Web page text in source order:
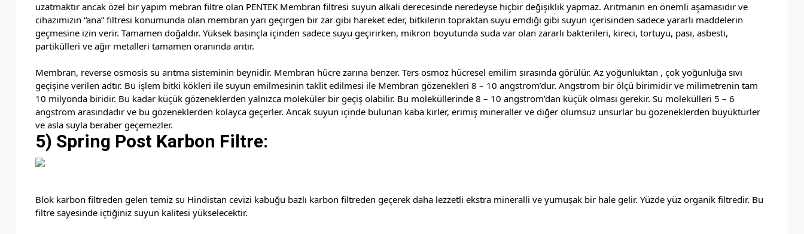
uzatmaktır ancak özel bir yapım mebran filtre olan PENTEK Membran filtresi suyun alkali derecesinde neredeyse hiçbir değişiklik yapmaz. Arıtmanın en önemli aşamasıdır ve
cihazımızın “ana” filtresi konumunda olan membran yarı geçirgen bir zar gibi hareket eder, bitkilerin topraktan suyu emdiği gibi suyun içerisinden sadece yararlı maddelerin
geçmesine izin verir. Tamamen doğaldır. Yüksek basınçla içinden sadece suyu geçirirken, mikron boyutunda suda var olan zararlı bakterileri, kireci, tortuyu, pası, asbesti,
partikülleri ve ağır metalleri tamamen oranında arıtır.
Membran, reverse osmosis su arıtma sisteminin beynidir. Membran hücre zarına benzer. Ters osmoz hücresel emilim sırasında görülür. Az yoğunluktan , çok yoğunluğa sıvı
geçişine verilen adtır. Bu işlem bitki kökleri ile suyun emilmesinin taklit edilmesi ile Membran gözenekleri 8 – 10 angstrom’dur. Angstrom bir ölçü birimidir ve milimetrenin tam
10 milyonda biridir. Bu kadar küçük gözeneklerden yalnızca moleküler bir geçiş olabilir. Bu moleküllerinde 8 – 10 angstrom’dan küçük olması gerekir. Su molekülleri 5 – 6
angstrom arasındadır ve bu gözeneklerden kolayca geçerler. Ancak suyun içinde bulunan kaba kirler, erimiş mineraller ve diğer olumsuz unsurlar bu gözeneklerden büyüktürler
ve asla suyla beraber geçemezler.
5) Spring Post Karbon Filtre:
Blok karbon filtreden gelen temiz su Hindistan cevizi kabuğu bazlı karbon filtreden geçerek daha lezzetli ekstra mineralli ve yumuşak bir hale gelir. Yüzde yüz organik filtredir. Bu
filtre sayesinde içtiğiniz suyun kalitesi yükselecektir.